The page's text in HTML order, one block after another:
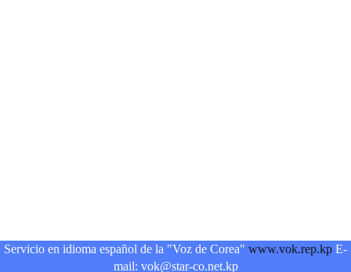
Servicio en idioma español de la "Voz de Corea" www.vok.rep.kp E-
mail: vok@star-co.net.kp